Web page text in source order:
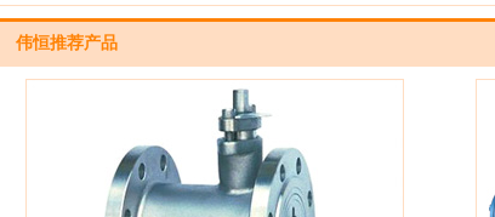
有什么不同
质
伟恒推荐产品